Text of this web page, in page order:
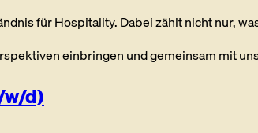
für Hospitality. Dabei zählt nicht nur,
einbringen und gemeinsam mit
d)